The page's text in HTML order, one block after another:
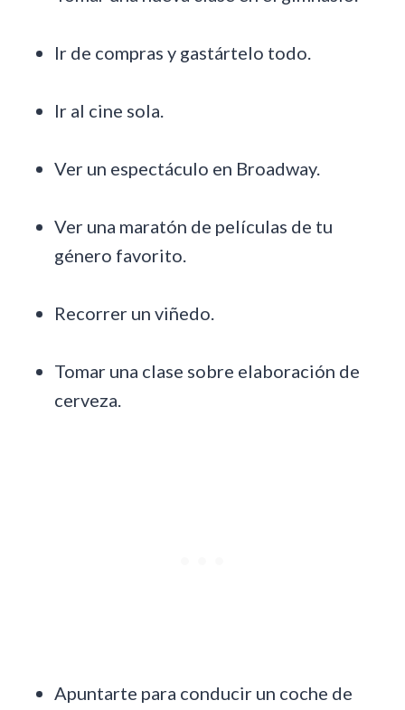
Ir de compras y gastártelo todo.
Ir al cine sola.
Ver un espectáculo en Broadway.
Ver una maratón de películas de tu
género favorito.
Recorrer un viñedo.
Tomar una clase sobre elaboración de
cerveza.
Apuntarte para conducir un coche de